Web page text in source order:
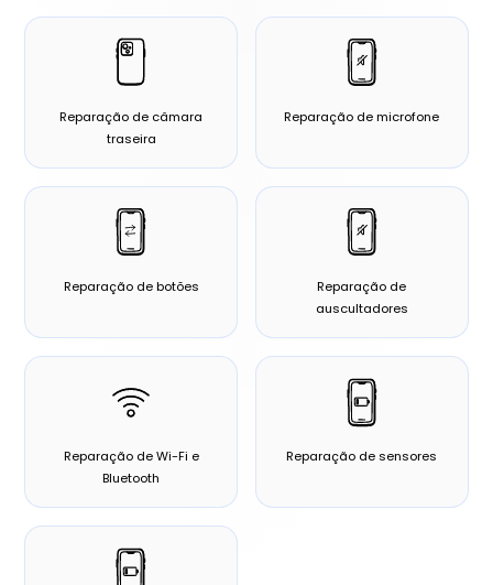
Reparação de câmara
traseira
Reparação de microfone
Reparação de botões
Reparação de
auscultadores
Reparação de Wi-Fi e
Bluetooth
Reparação de sensores